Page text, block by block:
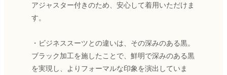
アジャスター付きのため、安心して着用いただけま
す。
・ビジネススーツとの違いは、その深みのある黒。
ブラック加工を施したことで、鮮明で深みのある黒
を実現し、よりフォーマルな印象を演出していま